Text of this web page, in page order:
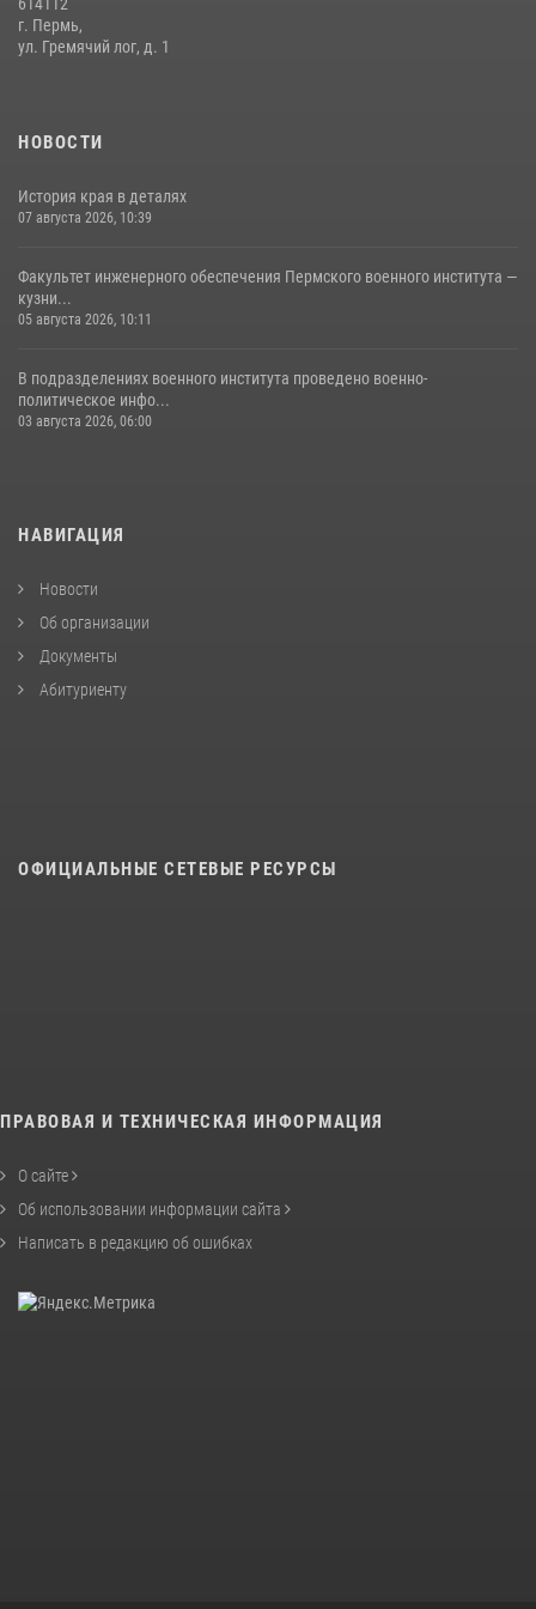
614112
г. Пермь,
ул. Гремячий лог, д. 1
НОВОСТИ
История края в деталях
07 августа 2026, 10:39
Факультет инженерного обеспечения Пермского военного института —
кузни...
05 августа 2026, 10:11
В подразделениях военного института проведено военно-
политическое инфо...
03 августа 2026, 06:00
НАВИГАЦИЯ
Новости
Об организации
Документы
Абитуриенту
ОФИЦИАЛЬНЫЕ СЕТЕВЫЕ РЕСУРСЫ
ПРАВОВАЯ И ТЕХНИЧЕСКАЯ ИНФОРМАЦИЯ
О сайте
Об использовании информации сайта
Написать в редакцию об ошибках